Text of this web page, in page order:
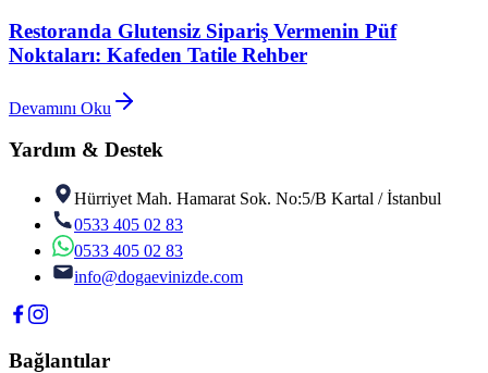
Restoranda Glutensiz Sipariş Vermenin Püf
Noktaları: Kafeden Tatile Rehber
Devamını Oku
Yardım & Destek
Hürriyet Mah. Hamarat Sok. No:5/B Kartal / İstanbul
0533 405 02 83
0533 405 02 83
info@dogaevinizde.com
Bağlantılar